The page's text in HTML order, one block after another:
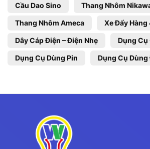
Cầu Dao Sino Thang Nhôm
Thang Nhôm Ameca Xe Đẩy Hàng
Dây Cáp Điện – Điện Nhẹ Dụng Cụ
Dụng Cụ Dùng Pin Dụng Cụ Dùng